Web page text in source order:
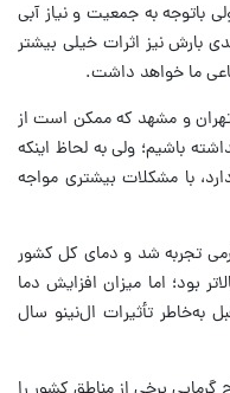
باتوجه به جمعیت و نیاز آبی
متمرکز است، کمبود 40 درصدی بارش نیز اثرات خیلی بیشتر
ما خواهد داشت.
و مشهد که ممکن است از
باشیم؛ ولی به لحاظ اینکه
با مشکلات بیشتری مواجه
تجربه شد و دمای کل کشور
بالاتر بود؛ اما میزان افزایش دما
به‌خاطر تأثیرات ال‌نینو سال